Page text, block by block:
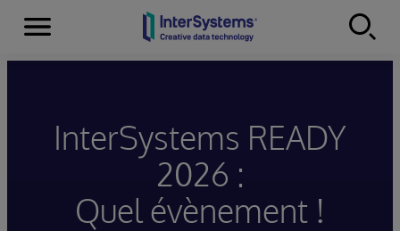
Skip to content
Menu
InterSystems READY
2026 :
Quel évènement !